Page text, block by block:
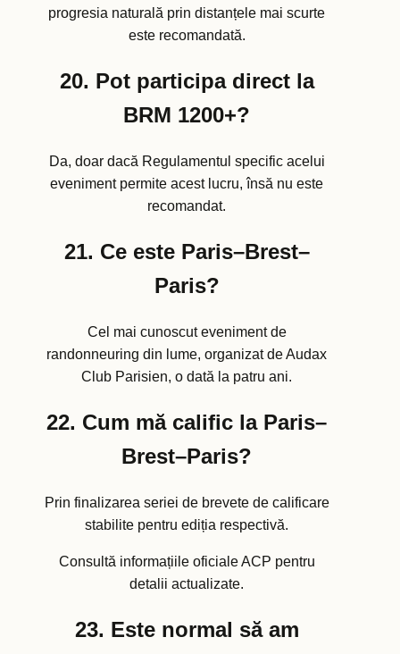
progresia naturală prin distanțele mai scurte
este recomandată.
20. Pot participa direct la
BRM 1200+?
Da, doar dacă Regulamentul specific acelui
eveniment permite acest lucru, însă nu este
recomandat.
21. Ce este Paris–Brest–
Paris?
Cel mai cunoscut eveniment de
randonneuring din lume, organizat de Audax
Club Parisien, o dată la patru ani.
22. Cum mă calific la Paris–
Brest–Paris?
Prin finalizarea seriei de brevete de calificare
stabilite pentru ediția respectivă.
Consultă informațiile oficiale ACP pentru
detalii actualizate.
23. Este normal să am